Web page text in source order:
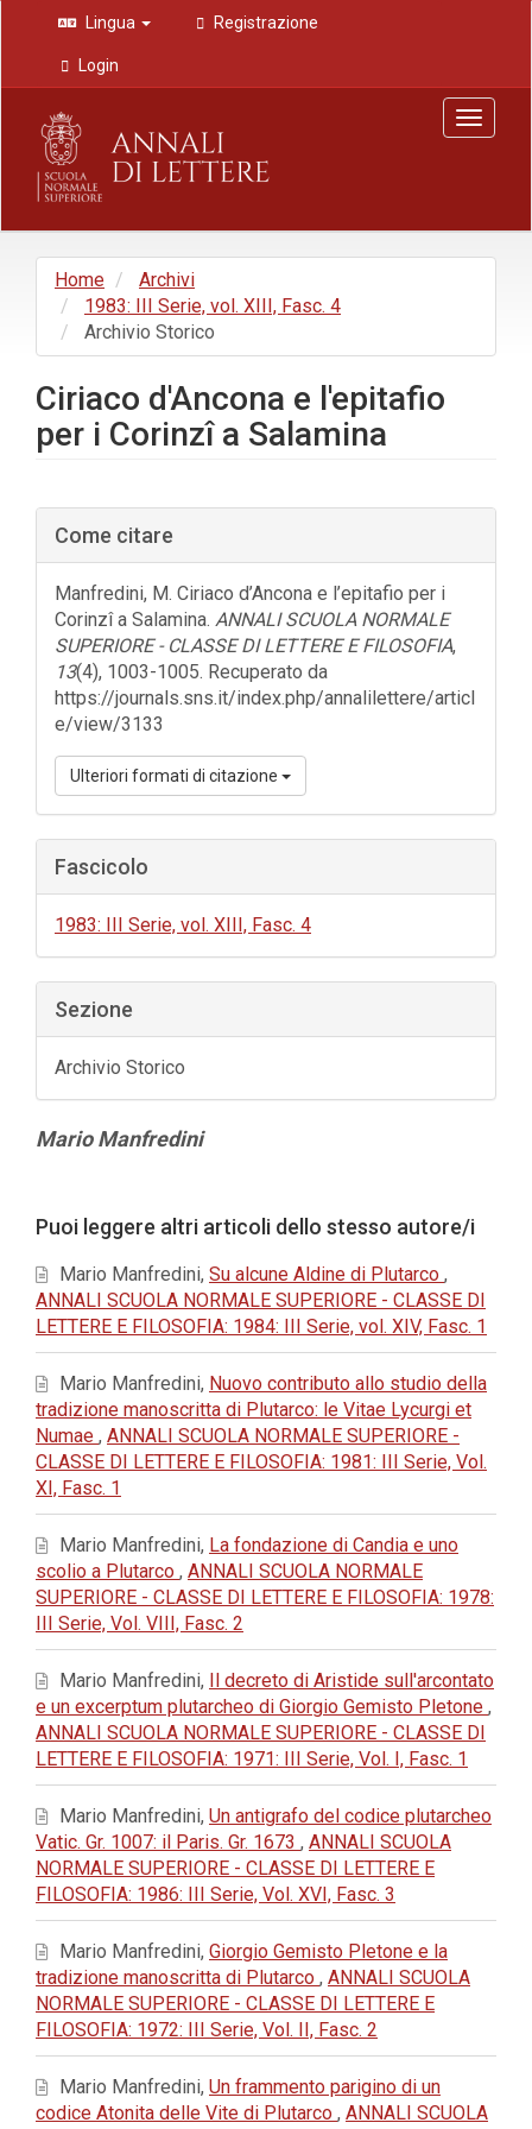
Navigazione
principale
Contenuto
principale
Barra
laterale
Lingua Registrazione
Login
Toggle
Home
Archivi
1983: III Serie, vol. XIII, Fasc. 4
Archivio Storico
Ciriaco d'Ancona e l'epitafio
per i Corinzî a Salamina
Barra
laterale
dell'articolo
Come citare
Manfredini, M. Ciriaco d’Ancona e l’epitafio per i
Corinzî a Salamina. ANNALI SCUOLA NORMALE
SUPERIORE - CLASSE DI LETTERE E FILOSOFIA,
13(4), 1003-1005. Recuperato da
https://journals.sns.it/index.php/annalilettere/articl
e/view/3133
Ulteriori formati di citazione
Fascicolo
1983: III Serie, vol. XIII, Fasc. 4
Sezione
Archivio Storico
Contenuto
Mario Manfredini
dell'articolo
Puoi leggere altri articoli dello stesso autore/i
Mario Manfredini, Su alcune Aldine di Plutarco ,
ANNALI SCUOLA NORMALE SUPERIORE - CLASSE DI
LETTERE E FILOSOFIA: 1984: III Serie, vol. XIV, Fasc. 1
Mario Manfredini, Nuovo contributo allo studio della
tradizione manoscritta di Plutarco: le Vitae Lycurgi et
Numae , ANNALI SCUOLA NORMALE SUPERIORE -
CLASSE DI LETTERE E FILOSOFIA: 1981: III Serie, Vol.
XI, Fasc. 1
Mario Manfredini, La fondazione di Candia e uno
scolio a Plutarco , ANNALI SCUOLA NORMALE
SUPERIORE - CLASSE DI LETTERE E FILOSOFIA: 1978:
III Serie, Vol. VIII, Fasc. 2
Mario Manfredini, Il decreto di Aristide sull'arcontato
e un excerptum plutarcheo di Giorgio Gemisto Pletone ,
ANNALI SCUOLA NORMALE SUPERIORE - CLASSE DI
LETTERE E FILOSOFIA: 1971: III Serie, Vol. I, Fasc. 1
Mario Manfredini, Un antigrafo del codice plutarcheo
Vatic. Gr. 1007: il Paris. Gr. 1673 , ANNALI SCUOLA
NORMALE SUPERIORE - CLASSE DI LETTERE E
FILOSOFIA: 1986: III Serie, Vol. XVI, Fasc. 3
Mario Manfredini, Giorgio Gemisto Pletone e la
tradizione manoscritta di Plutarco , ANNALI SCUOLA
NORMALE SUPERIORE - CLASSE DI LETTERE E
FILOSOFIA: 1972: III Serie, Vol. II, Fasc. 2
Mario Manfredini, Un frammento parigino di un
codice Atonita delle Vite di Plutarco , ANNALI SCUOLA